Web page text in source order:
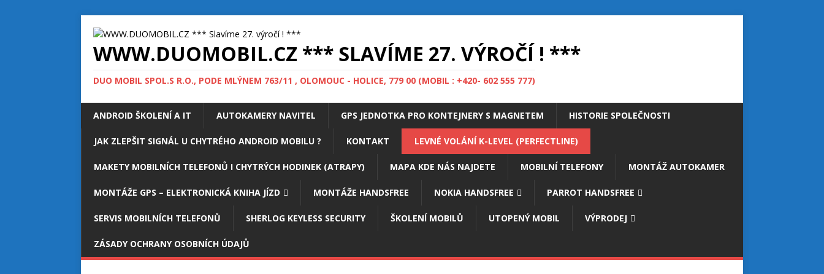
WWW.DUOMOBIL.CZ *** SLAVÍME 27. VÝROČÍ ! ***
DUO MOBIL SPOL.S R.O., PODE MLÝNEM 763/11 , OLOMOUC - HOLICE, 779 00 (MOBIL : +420- 602 555 777)
ANDROID ŠKOLENÍ A IT AUTOKAMERY NAVITEL GPS JEDNOTKA PRO KONTEJNERY S MAGNETEM HISTORIE SPOLEČNOSTI
JAK ZLEPŠIT SIGNÁL U CHYTRÉHO ANDROID MOBILU ? KONTAKT LEVNÉ VOLÁNÍ K-LEVEL (PERFECTLINE)
MAKETY MOBILNÍCH TELEFONŮ I CHYTRÝCH HODINEK (ATRAPY) MAPA KDE NÁS NAJDETE MOBILNÍ TELEFONY MONTÁŽ AUTOKAMER
MONTÁŽE GPS – ELEKTRONICKÁ KNIHA JÍZD MONTÁŽE HANDSFREE NOKIA HANDSFREE PARROT HANDSFREE
SERVIS MOBILNÍCH TELEFONŮ SHERLOG KEYLESS SECURITY ŠKOLENÍ MOBILŮ UTOPENÝ MOBIL VÝPRODEJ
ZÁSADY OCHRANY OSOBNÍCH ÚDAJŮ